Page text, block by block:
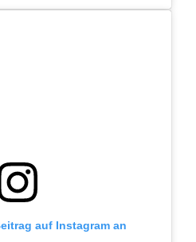
auf Instagram an